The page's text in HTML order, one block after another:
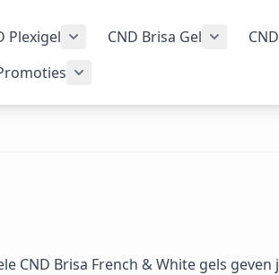
Plexigel
CND Brisa Gel
CND Brisa French & White gels